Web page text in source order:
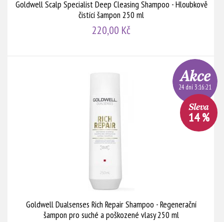
Goldwell Scalp Specialist Deep Cleasing Shampoo - Hloubkově
čistící šampon 250 ml
220,00 Kč
Goldwell Dualsenses Rich Repair Shampoo - Regenerační
šampon pro suché a poškozené vlasy 250 ml
24 dní 3:16:20
14 %